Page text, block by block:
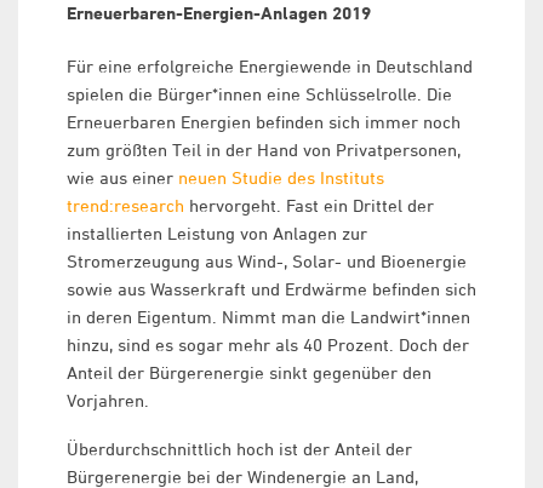
Erneuerbaren-Energien-Anlagen 2019
Für eine erfolgreiche Energiewende in Deutschland
spielen die Bürger*innen eine Schlüsselrolle. Die
Erneuerbaren Energien befinden sich immer noch
zum größten Teil in der Hand von Privatpersonen,
wie aus einer neuen Studie des Instituts
trend:research hervorgeht. Fast ein Drittel der
installierten Leistung von Anlagen zur
Stromerzeugung aus Wind-, Solar- und Bioenergie
sowie aus Wasserkraft und Erdwärme befinden sich
in deren Eigentum. Nimmt man die Landwirt*innen
hinzu, sind es sogar mehr als 40 Prozent. Doch der
Anteil der Bürgerenergie sinkt gegenüber den
Vorjahren.
Überdurchschnittlich hoch ist der Anteil der
Bürgerenergie bei der Windenergie an Land,